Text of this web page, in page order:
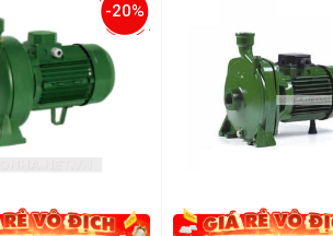
-20%